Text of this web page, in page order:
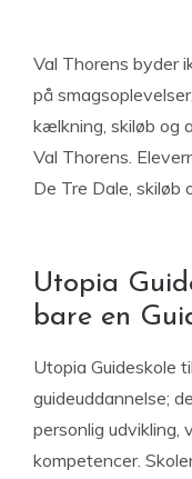
Val Thorens byder
på
kælkning, skiløb og
Val Thorens.
De Tre Dale, skiløb
Utopia
bare en
Utopia Guideskole
guideuddannelse;
personlig udvikling,
kompetencer.